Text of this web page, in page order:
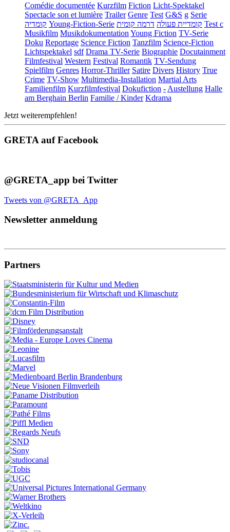
Comédie documentée Kurzfilm Fiction Licht-Spektakel
Spectacle son et lumière Trailer Genre Test G&S g Serie
קומדיה Young-Fiction-Serie קומדיית פעולה דרמה קומית
Test c
Musikfilm Musikdokumentation Young Fiction TV-Serie
Doku Reportage Science Fiction Tanzfilm Science-Fiction
Lichtspektakel sdf Drama TV-Serie Biographie Docutainment
Filmfestival Western Festival Romantik TV-Sendung
Spielfilm Genres Horror-Thriller Satire Divers History True
Crime TV-Show Multimedia-Installation Martial Arts
Familienfilm Kurzfilmfestival Dokufiction - Austellung Halle
am Berghain Berlin Familie / Kinder Kdrama
Jetzt weiterempfehlen!
GRETA auf Facebook
@GRETA_app bei Twitter
Tweets von @GRETA_App
Newsletter anmeldung
Partners